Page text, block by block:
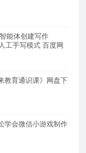
能体创建写作
工手写模式 百度网
教育通识课》网盘下
学会微信小游戏制作